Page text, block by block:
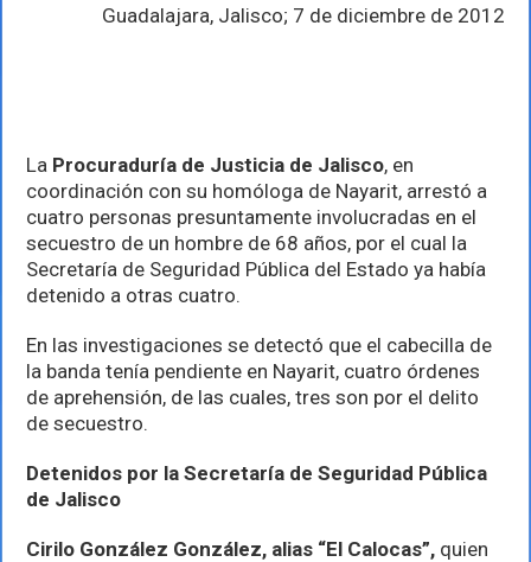
A
RANCHO
EN
HOSTIPAQUILLO
Guadalajara, Jalisco; 7 de diciembre de 2012
La Procuraduría de Justicia de Jalisco, en
coordinación con su homóloga de Nayarit, arrestó a
cuatro personas presuntamente involucradas en el
secuestro de un hombre de 68 años, por el cual la
Secretaría de Seguridad Pública del Estado ya había
detenido a otras cuatro.
En las investigaciones se detectó que el cabecilla de
la banda tenía pendiente en Nayarit, cuatro órdenes
de aprehensión, de las cuales, tres son por el delito
de secuestro.
Detenidos por la Secretaría de Seguridad Pública
de Jalisco
Cirilo González González, alias “El Calocas”, quien